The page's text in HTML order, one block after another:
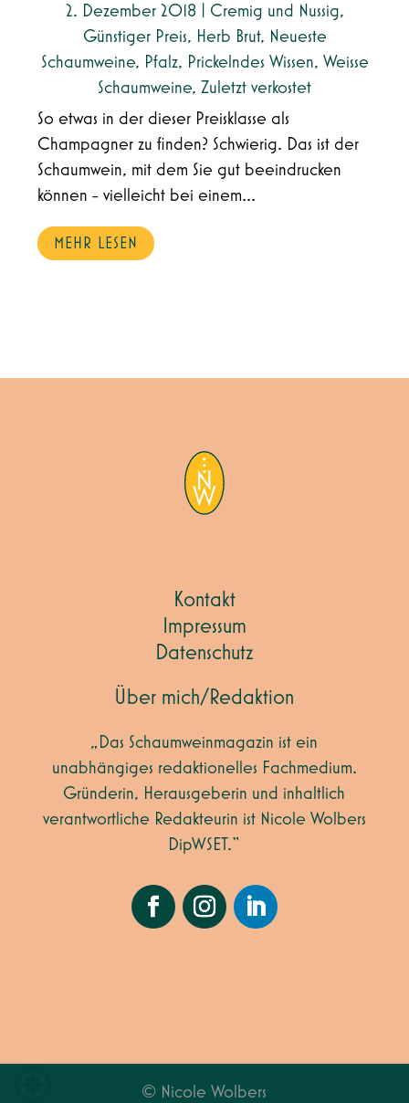
2. Dezember 2018 Cremig und Nussig,
Günstiger Preis, Herb Brut, Neueste
Schaumweine, Pfalz, Prickelndes Wissen, Weisse
Schaumweine, Zuletzt verkostet
So etwas in der dieser Preisklasse als
Champagner zu finden? Schwierig. Das ist der
Schaumwein, mit dem Sie gut beeindrucken
können - vielleicht bei einem...
MEHR LESEN
Kontakt
Impressum
Datenschutz
Über mich/Redaktion
„Das Schaumweinmagazin ist ein
unabhängiges redaktionelles Fachmedium.
Gründerin, Herausgeberin und inhaltlich
verantwortliche Redakteurin ist Nicole Wolbers
DipWSET.“
© Nicole Wolbers